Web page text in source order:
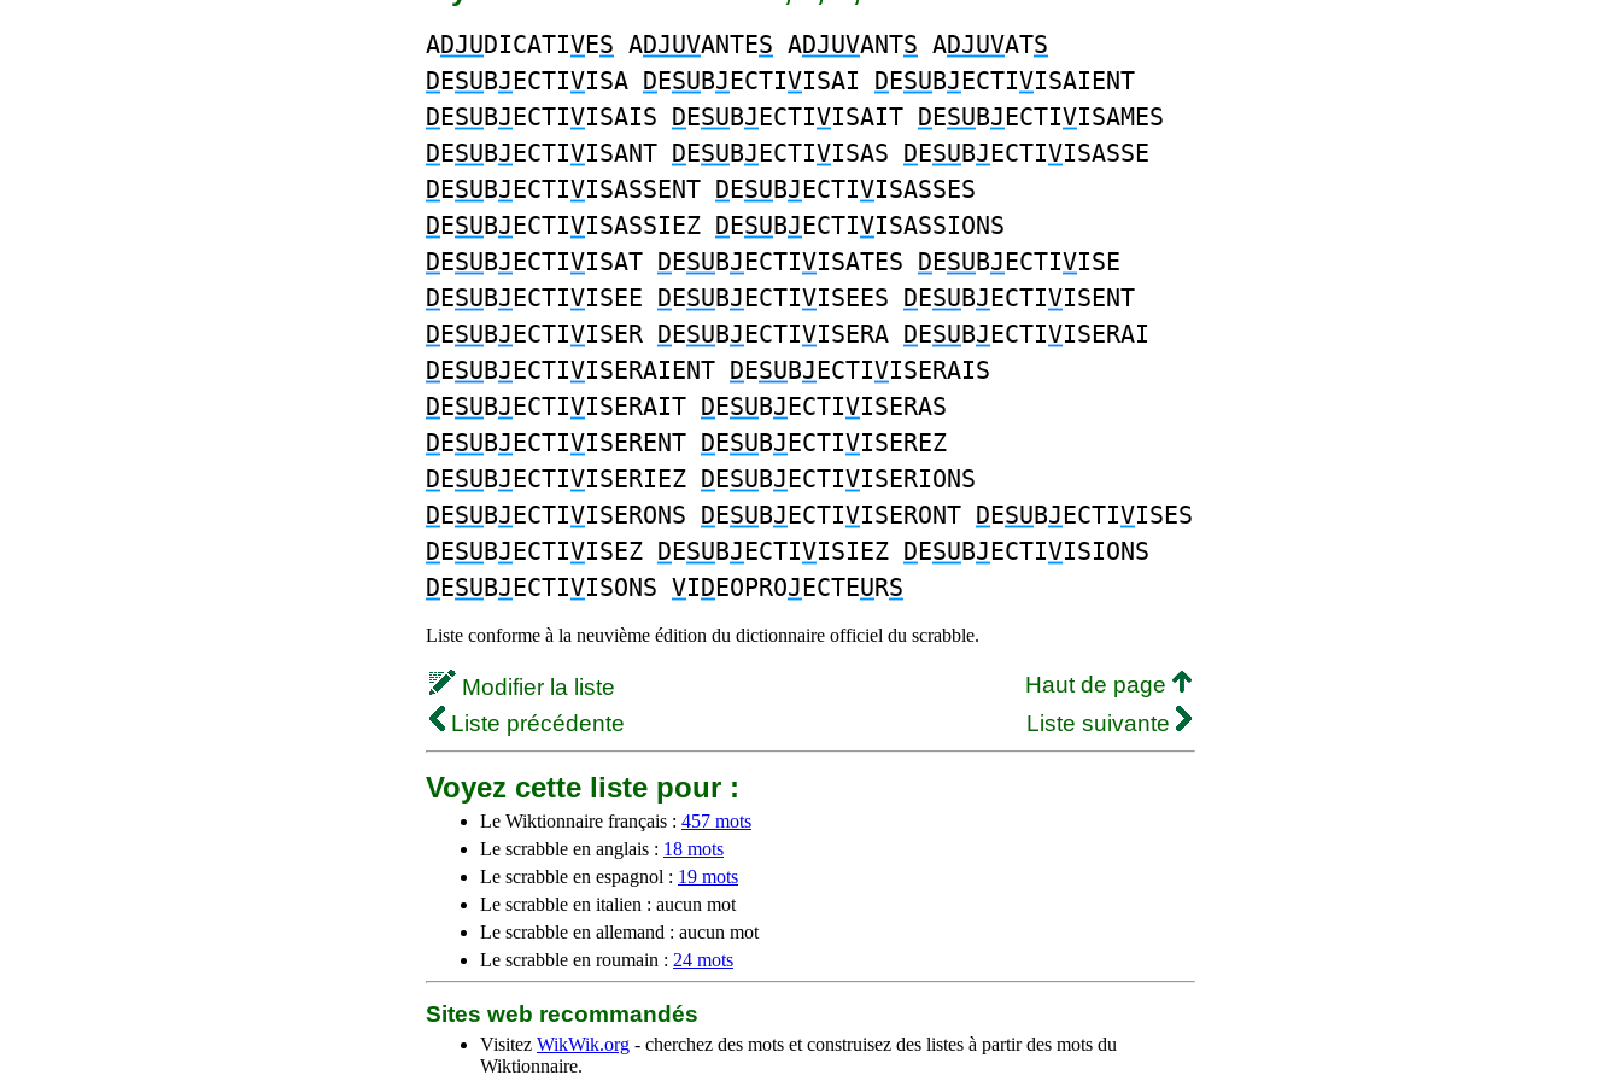
ADJUDICATIVES ADJUVANTES ADJUVANTS ADJUVATS
DESUBJECTIVISA DESUBJECTIVISAI DESUBJECTIVISAIENT
DESUBJECTIVISAIS DESUBJECTIVISAIT DESUBJECTIVISAMES
DESUBJECTIVISANT DESUBJECTIVISAS DESUBJECTIVISASSE
DESUBJECTIVISASSENT DESUBJECTIVISASSES
DESUBJECTIVISASSIEZ DESUBJECTIVISASSIONS
DESUBJECTIVISAT DESUBJECTIVISATES DESUBJECTIVISE
DESUBJECTIVISEE DESUBJECTIVISEES DESUBJECTIVISENT
DESUBJECTIVISER DESUBJECTIVISERA DESUBJECTIVISERAI
DESUBJECTIVISERAIENT DESUBJECTIVISERAIS
DESUBJECTIVISERAIT DESUBJECTIVISERAS
DESUBJECTIVISERENT DESUBJECTIVISEREZ
DESUBJECTIVISERIEZ DESUBJECTIVISERIONS
DESUBJECTIVISERONS DESUBJECTIVISERONT DESUBJECTIVISES
DESUBJECTIVISEZ DESUBJECTIVISIEZ DESUBJECTIVISIONS
DESUBJECTIVISONS VIDEOPROJECTEURS
Liste conforme à la neuvième édition du dictionnaire officiel du scrabble.
Modifier la liste
Haut de page
Liste précédente
Liste suivante
Voyez cette liste pour :
Le Wiktionnaire français : 457 mots
Le scrabble en anglais : 18 mots
Le scrabble en espagnol : 19 mots
Le scrabble en italien : aucun mot
Le scrabble en allemand : aucun mot
Le scrabble en roumain : 24 mots
Sites web recommandés
Visitez WikWik.org - cherchez des mots et construisez des listes à partir des mots du
Wiktionnaire.